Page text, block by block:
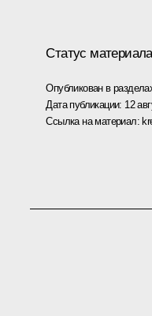
Статус материала
Опубликован в
Дата публикации: 12
Ссылка на материал: